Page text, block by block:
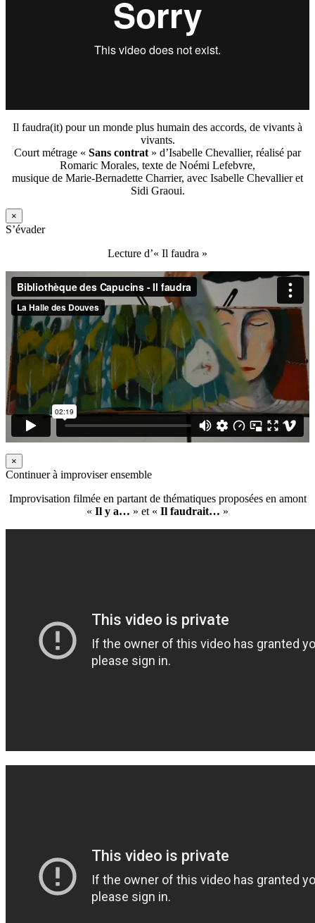
Il faudra(it) pour un monde plus humain des accords, de vivants à
vivants.
Court métrage « Sans contrat » d’Isabelle Chevallier, réalisé par
Romaric Morales, texte de Noémi Lefebvre,
musique de Marie-Bernadette Charrier, avec Isabelle Chevallier et
Sidi Graoui.
×
S’évader
Lecture d’« Il faudra »
×
Continuer à improviser ensemble
Improvisation filmée en partant de thématiques proposées en amont
« Il y a… » et « Il faudrait… »